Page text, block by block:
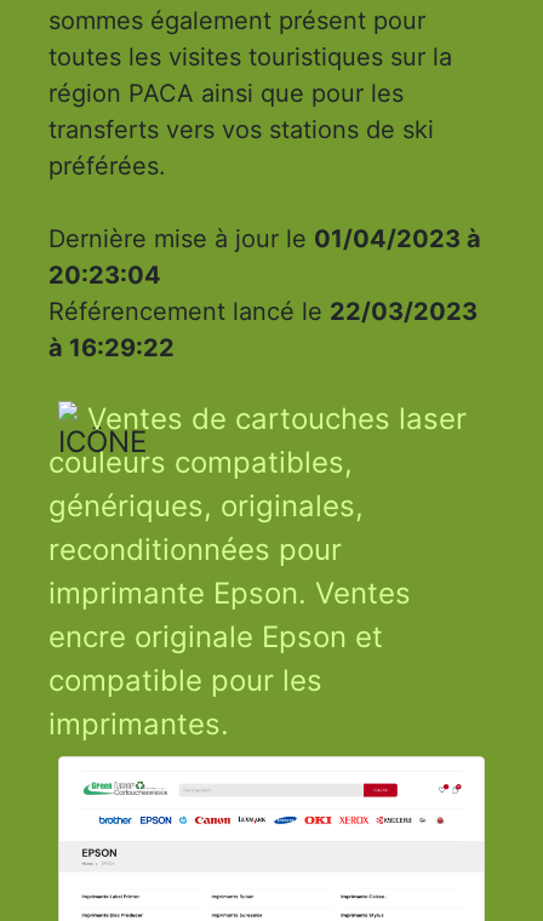
sommes également présent pour
toutes les visites touristiques sur la
région PACA ainsi que pour les
transferts vers vos stations de ski
préférées.
Dernière mise à jour le 01/04/2023 à
20:23:04
Référencement lancé le 22/03/2023
à 16:29:22
Ventes de cartouches laser
couleurs compatibles,
génériques, originales,
reconditionnées pour
imprimante Epson. Ventes
encre originale Epson et
compatible pour les
imprimantes.